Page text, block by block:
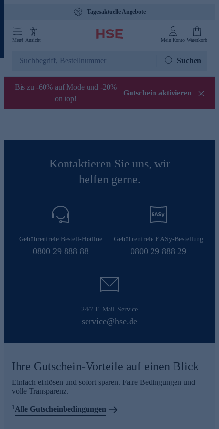
Tagesaktuelle Angebote
Menü Ansicht Mein Konto Warenkorb
Suchen
Bis zu -60% auf Mode und -20%
on top!
Gutschein aktivieren
Kontaktieren Sie uns, wir
helfen gerne.
Gebührenfreie Bestell-Hotline
0800 29 888 88
Gebührenfreie EASy-Bestellung
0800 29 888 29
24/7 E-Mail-Service
service@hse.de
Ihre Gutschein-Vorteile auf einen Blick
Einfach einlösen und sofort sparen. Faire Bedingungen und
volle Transparenz.
1Alle Gutscheinbedingungen